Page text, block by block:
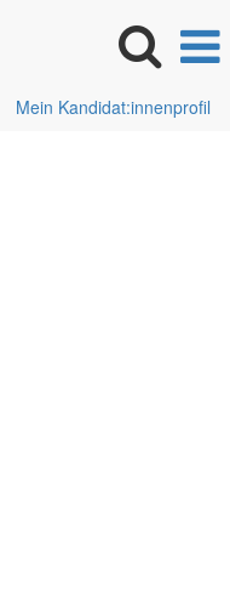
Mein Kandidat:innenprofil